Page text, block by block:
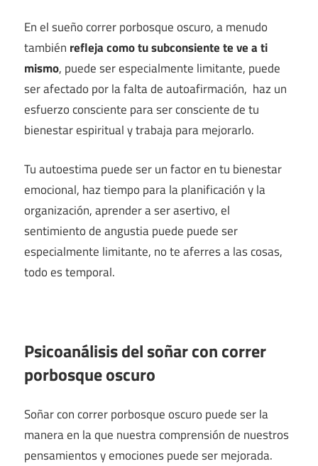
En el sueño correr porbosque oscuro, a menudo
también refleja como tu subconsiente te ve a ti
mismo, puede ser especialmente limitante, puede
ser afectado por la falta de autoafirmación, haz un
esfuerzo consciente para ser consciente de tu
bienestar espiritual y trabaja para mejorarlo.
Tu autoestima puede ser un factor en tu bienestar
emocional, haz tiempo para la planificación y la
organización, aprender a ser asertivo, el
sentimiento de angustia puede puede ser
especialmente limitante, no te aferres a las cosas,
todo es temporal.
Psicoanálisis del soñar con correr
porbosque oscuro
Soñar con correr porbosque oscuro puede ser la
manera en la que nuestra comprensión de nuestros
pensamientos y emociones puede ser mejorada.